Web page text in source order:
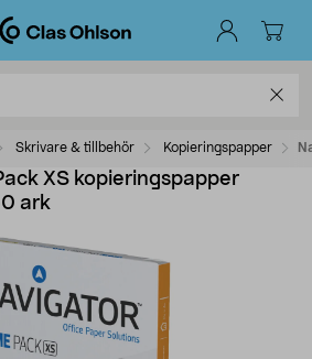
Skrivare & tillbehör Kopieringspapper
XS kopieringspapper
ark